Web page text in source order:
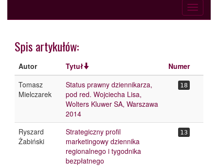
Toggle
Spis artykułów:
Autor Tytuł
Numer
Tomasz
Mielczarek
Status prawny dziennikarza,
pod red. Wojciecha Lisa,
Wolters Kluwer SA, Warszawa
2014
18
Ryszard
Żabiński
Strategiczny profil
marketingowy dziennika
regionalnego i tygodnika
bezpłatnego
13